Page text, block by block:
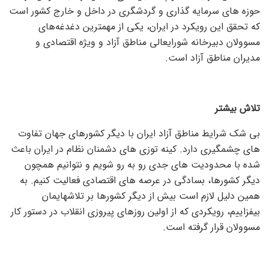
حوزه های سرمایه گذاری و گردشگری در داخل و خارج کشور است
که تحقق این رویکرد در ایران، یکی از مهمترین دغدغه‌‌‌‌‌‌‌‌‌‌های
مسوولان دبیرخانه شورایعالی‌ مناطق آزاد و ویژه اقتصادی و
مدیران مناطق آزاد است.
تلاش بیشتر
بی شک شرایط مناطق آزاد ایران با دیگر کشورهای جهان تفاوت
های چشمگیری دارد. کینه توزی های دشمنان نظام در ایران باعث
شده با محدودیت های جدی رو به رو شویم و نتوانیم همچون
دیگر کشورها، بسادگی در عرصه های اقتصادی فعالیت کنیم. به
همین دلیل لازم است بیش از دیگر کشورها بر تلاشهایمان
بیفزاییم، رویکردی که از اولین روزهای پیروزی انقلاب در دستور کار
مسوولان قرار گرفته است.